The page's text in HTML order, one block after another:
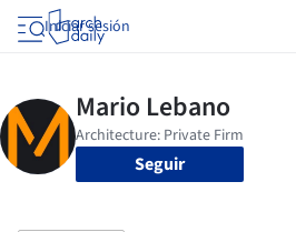
Iniciar sesión
Seguir